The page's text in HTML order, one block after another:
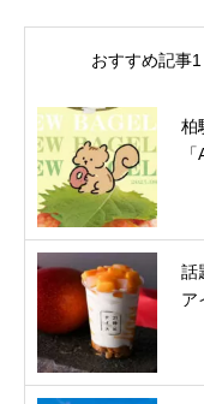
おすすめ記事1
柏
話
ア